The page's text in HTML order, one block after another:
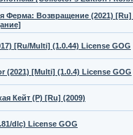
Ферма: Возвращение (2021)
[Ru/Multi] (1.0.44) License GOG
(2021) [Multi] (1.0.4) License GOG
Кейт (P) [Ru] (2009)
dlc) License GOG